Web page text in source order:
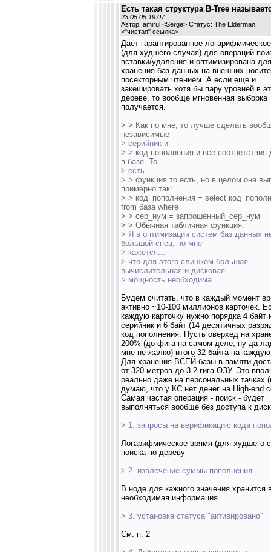
Есть такая структура B-Tree
23.05.05 19:07
Автор: amirul <Serge> Статус: The Elderman
<"чистая" ссылка>
Дает гарантированное
(для худшего случая) для операций
вставки/удаления и оптимизирована для
хранения баз данных на внешних
посекторным чтением. А если еще и
закешировать хотя бы пару уровней в
дереве, то вообще мгновенная выборка
получается.
> > Как по мне, то лучше сделать
независимые
> серийник и
> > код пополнения и все соответствия
в базе. То
> есть
> > функция то есть, но в целом она
примерно так:
> > код_пополнения = select
from база where
> > сер_нум = запрошенный_сер_нум
> > Обычная табличная функция.
> Я в оптимизации систем баз данных
большой спец, но мне
> кажется...
> что для этого слишком большая
вычислительная и дисковая
> мощность необходима.
Будем считать, что в каждый момент
активно ~10-100 миллионов карточек.
каждую карточку нужно порядка 4 байт
серийник и 6 байт (14 десятичных
код пополнения. Пусть оверхед на
200% (до фига на самом деле, ну да
мне не жалко) итого 32 байта на
Для хранения ВСЕЙ базы в памяти
от 320 метров до 3.2 гига ОЗУ. Это
реально даже на персональных тачках
думаю, что у КС нет денег на High-end
Самая частая операция - поиск - будет
выполняться вообще без доступа к
> 1. запросы на верификацию кода
Логарифмическое врямя (для худшего
поиска по дереву
> 2. извлечение суммы пополнения
В ноде для кажного значения хранится
необходимая информация
> 3. установка статуса "активировано"
См. п. 2